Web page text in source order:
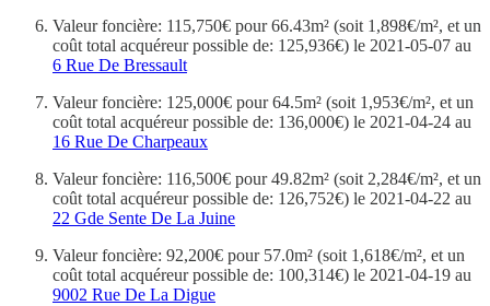
Valeur foncière: 115,750€ pour 66.43m² (soit 1,898€/m², et un
coût total acquéreur possible de: 125,936€) le 2021-05-07 au
6 Rue De Bressault
Valeur foncière: 125,000€ pour 64.5m² (soit 1,953€/m², et un
coût total acquéreur possible de: 136,000€) le 2021-04-24 au
16 Rue De Charpeaux
Valeur foncière: 116,500€ pour 49.82m² (soit 2,284€/m², et un
coût total acquéreur possible de: 126,752€) le 2021-04-22 au
22 Gde Sente De La Juine
Valeur foncière: 92,200€ pour 57.0m² (soit 1,618€/m², et un
coût total acquéreur possible de: 100,314€) le 2021-04-19 au
9002 Rue De La Digue